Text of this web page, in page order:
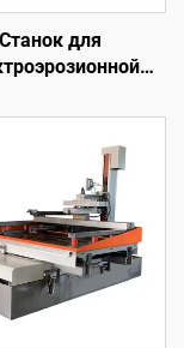
Станок для
реза